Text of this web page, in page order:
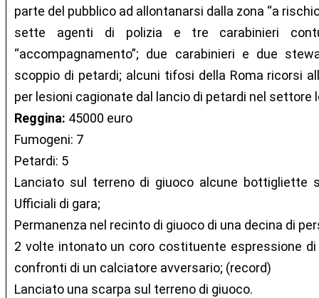
parte del pubblico ad allontanarsi dalla zona “a
sette agenti di polizia e tre carabinieri
“accompagnamento”; due carabinieri e due
scoppio di petardi; alcuni tifosi della Roma ricorsi
per lesioni cagionate dal lancio di petardi nel settore
Reggina: 45000 euro
Fumogeni: 7
Petardi: 5
Lanciato sul terreno di giuoco alcune bottigliette
Ufficiali di gara;
Permanenza nel recinto di giuoco di una decina di
2 volte intonato un coro costituente espressione
confronti di un calciatore avversario; (record)
Lanciato una scarpa sul terreno di giuoco.